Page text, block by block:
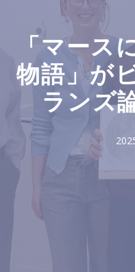
「マース
物語」が
ランズ